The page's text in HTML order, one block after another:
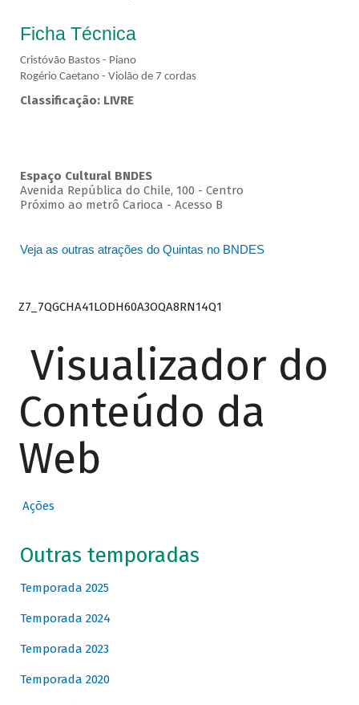
Ficha Técnica
Cristóvão Bastos - Piano
Rogério Caetano - Violão de 7 cordas
Classificação: LIVRE
Espaço Cultural BNDES
Avenida República do Chile, 100 - Centro
Próximo ao metrô Carioca - Acesso B
Veja as outras atrações do Quintas no BNDES
Z7_7QGCHA41LODH60A3OQA8RN14Q1
Visualizador do
Conteúdo da
Web
Ações
Outras temporadas
Temporada 2025
Temporada 2024
Temporada 2023
Temporada 2020